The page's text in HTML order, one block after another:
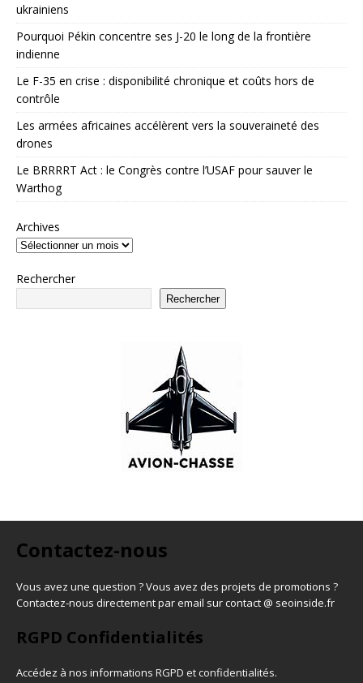
ukrainiens
Pourquoi Pékin concentre ses J-20 le long de la frontière
indienne
Le F-35 en crise : disponibilité chronique et coûts hors de
contrôle
Les armées africaines accélèrent vers la souveraineté des
drones
Le BRRRRT Act : le Congrès contre l’USAF pour sauver le
Warthog
Archives
Rechercher
Rechercher
Contactez-nous
Vous avez une question ? Vous avez des projets de promotions ?
Contactez-nous directement par email sur contact @ seoinside.fr
RGPD Confidentialités
Accédez à nos informations RGPD et confidentialités.